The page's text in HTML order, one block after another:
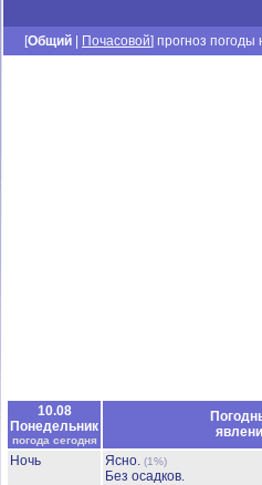
[Общий Почасовой] прогноз погоды
10.08
Понедельник
погода сегодня
Ночь
Ясно. (1%)
Без осадков.